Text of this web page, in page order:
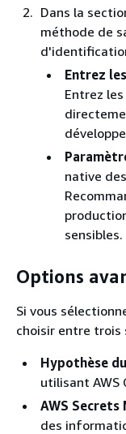
Dans la
méthode de
Entrez
Entrez
native
sensibles.
Options
Si vous
choisir entre
Hypothèse
utilisant AWS
AWS Secrets
des